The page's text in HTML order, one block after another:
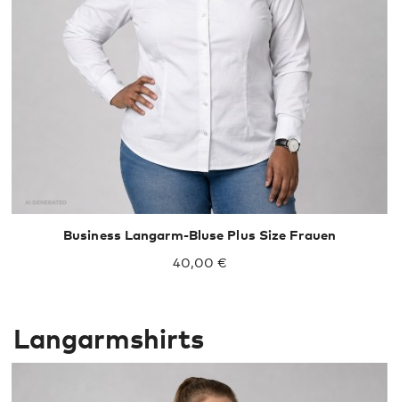
Business Langarm-Bluse Plus Size Frauen
40,00 €
Langarmshirts